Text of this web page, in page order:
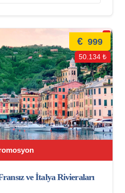
€ 999
50.134 ₺
ve İtalya Rivieraları